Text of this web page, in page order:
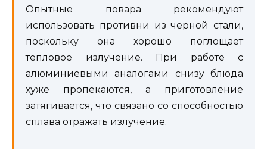
Опытные повара рекомендуют
использовать противни из черной стали,
поскольку она хорошо поглощает
тепловое излучение. При работе с
алюминиевыми аналогами снизу блюда
хуже пропекаются, а приготовление
затягивается, что связано со способностью
сплава отражать излучение.